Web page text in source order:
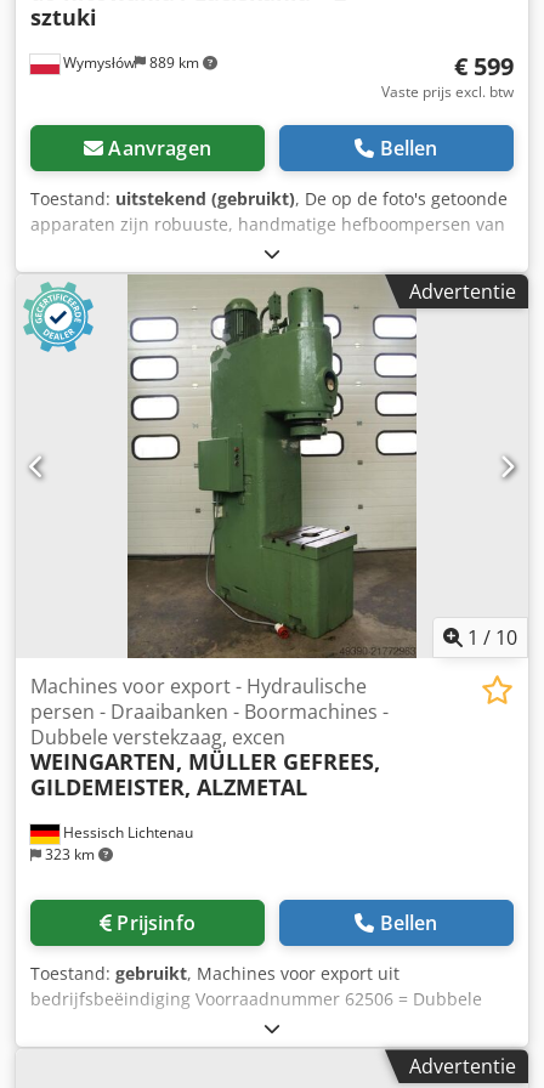
Wymysłów 889 km
sztuki
€ 599
Vaste prijs excl. btw
Aanvragen Bellen
Toestand: uitstekend (gebruikt), De op de foto's getoonde
apparaten zijn robuuste, handmatige hefboompersen van
het merk ASTOR, model 52M. Dit type persen wordt
gebruikt voor het klinken, persen, aanbrengen van oogjes,
drukknopen, drukkers en andere
assemblagewerkzaamheden in lederwaren, tassen,
schoenen en textielproducten. Beschrijving Fabrikant:
ASTOR Model: 52M Aantal: 2 stuks Handbediende
aandrijving met hefboom Massieve gietijzeren constructie
Csdpfx Anezgtz Sskorf Mogelijkheid om verschillende
gereedschappen te monteren Stabiele basis om op een
tafel te bevestigen Eenvoudige en betrouwbare constructie
Ideaal voor lederwaren-, schoenmakerij- en stoffeerderijen
Advertentie
1 / 10
Hessisch Lichtenau
323 km
Machines voor export - Hydraulische
persen - Draaibanken - Boormachines -
Dubbele verstekzaag, excen
WEINGARTEN, MÜLLER GEFREES,
GILDEMEISTER, ALZMETAL
Prijsinfo Bellen
Toestand: gebruikt, Machines voor export uit
bedrijfsbeëindiging Voorraadnummer 62506 = Dubbele
verstekzaag RAPID type DGL 5000 / 500 = Gewicht ca. 1200
kg = Speciale prijs € 1.800 Voorraadnummer 54183 =
Hydraulische pers MÜLLER 10 ton, zonder hydraulische
Advertentie